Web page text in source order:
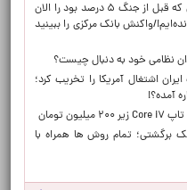
ترامپ: تورم ایران که قبل از جنگ ۵ درصد بود را الان
نظامی خود به دنبال چیست؟
اشتغال آمریکا را تخریب کرد؛
آمده؟!
برگشتی؛ تمام روش ها همراه با